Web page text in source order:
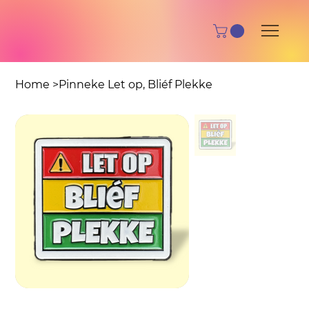
Home >Pinneke Let op, Bliéf Plekke